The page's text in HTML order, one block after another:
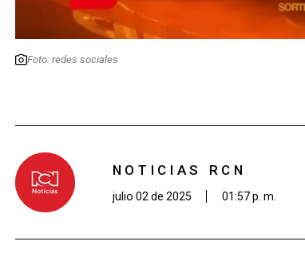
Foto: redes sociales
NOTICIAS RCN
julio 02 de 2025 01:57 p. m.